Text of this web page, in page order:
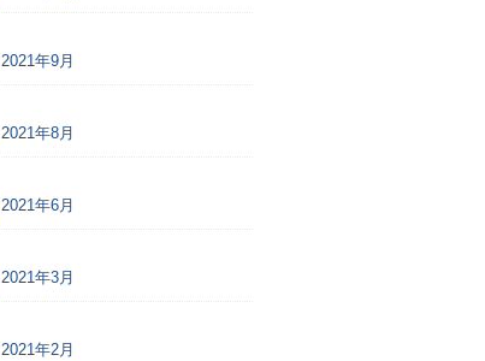
2021年9月
2021年8月
2021年6月
2021年3月
2021年2月